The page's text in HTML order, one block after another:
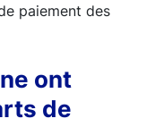
paiement des
ont
de